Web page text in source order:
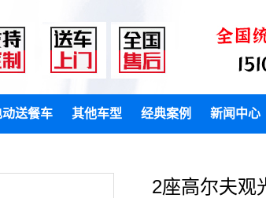
动送餐车 其他车型 经典案例 新闻中心
2座高尔夫观